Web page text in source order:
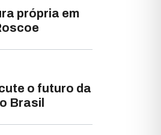
própria em
o futuro da
Brasil